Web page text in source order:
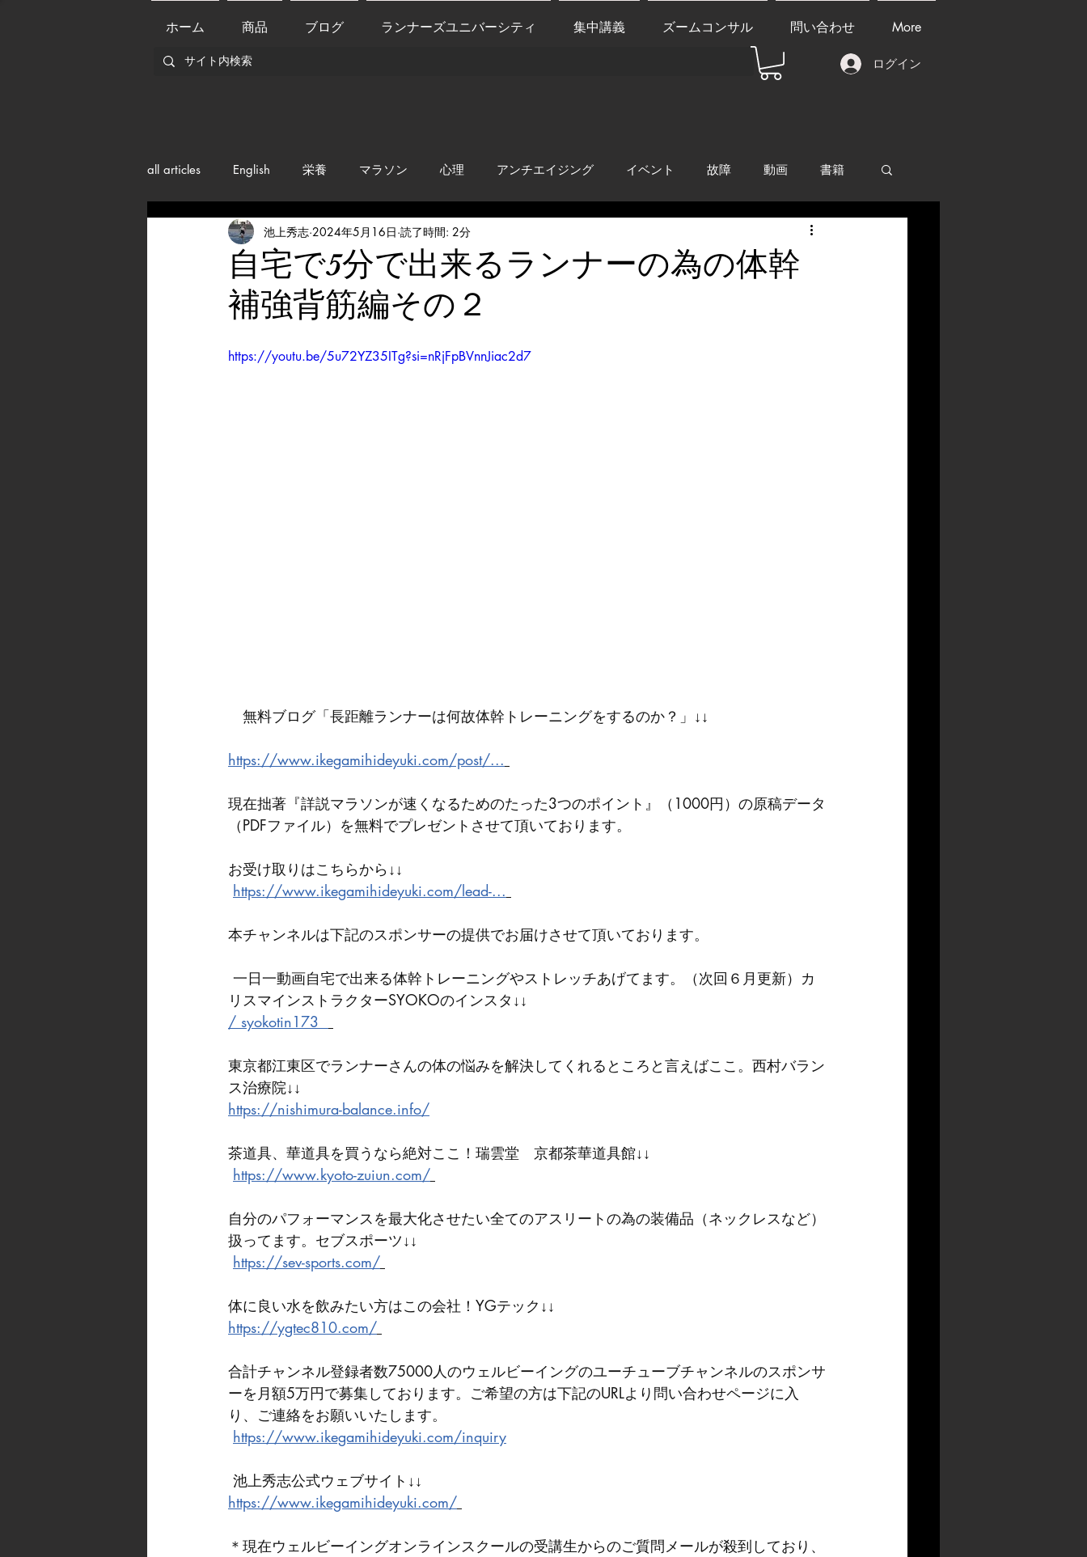
ホーム 商品 ブログ ランナーズユニバーシティ 集中講義 ズームコンサル 問い合わせ More
ログイン
all articles English 栄養 マラソン 心理 アンチエイジング イベント 故障 動画 書籍
メンバー紹介 Nutrition anti-inflammation
health mamagement セールス 走り方
自宅で5分で出来るランナーの為の体幹
補強背筋編その２
池上秀志 2024年5月16日 読了時間: 2分
https://youtu.be/5u72YZ35ITg?si=nRjFpBVnnJiac2d7
無料ブログ「長距離ランナーは何故体幹トレーニングをするのか？」↓↓
https://www.ikegamihideyuki.com/post/...
現在拙著『詳説マラソンが速くなるためのたった3つのポイント』（1000円）の原稿データ
（PDFファイル）を無料でプレゼントさせて頂いております。
お受け取りはこちらから↓↓
https://www.ikegamihideyuki.com/lead-...
本チャンネルは下記のスポンサーの提供でお届けさせて頂いております。
リスマインストラクターSYOKOのインスタ↓↓
/ syokotin173
東京都江東区でランナーさんの体の悩みを解決してくれるところと言えばここ。西村バラン
ス治療院↓↓
https://nishimura-balance.info/
茶道具、華道具を買うなら絶対ここ！瑞雲堂　京都茶華道具館↓↓
https://www.kyoto-zuiun.com/
自分のパフォーマンスを最大化させたい全てのアスリートの為の装備品（ネックレスなど）
扱ってます。セブスポーツ↓↓
https://sev-sports.com/
体に良い水を飲みたい方はこの会社！YGテック↓↓
https://ygtec810.com/
合計チャンネル登録者数75000人のウェルビーイングのユーチューブチャンネルのスポンサ
ーを月額5万円で募集しております。ご希望の方は下記のURLより問い合わせページに入
り、ご連絡をお願いいたします。
https://www.ikegamihideyuki.com/inquiry
池上秀志公式ウェブサイト↓↓
https://www.ikegamihideyuki.com/
＊現在ウェルビーイングオンラインスクールの受講生からのご質問メールが殺到しており、